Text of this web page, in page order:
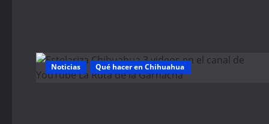
Noticias Qué hacer en Chihuahua